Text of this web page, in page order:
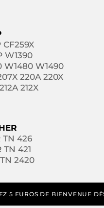
CF259X
W1390
W1480 W1490
220A 220X
212X
TN 426
TN 421
2420
EUROS DE BIENVENUE DÈS